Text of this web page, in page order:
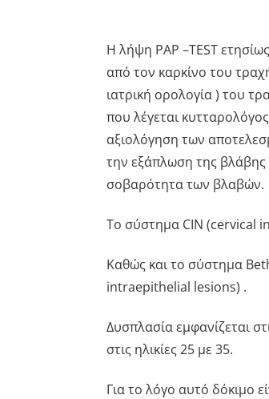
H λήψη PAP –TEST
από τον καρκίνο του
ιατρική ορολογία ) του
που λέγεται
αξιολόγηση των
την εξάπλωση της
σοβαρότητα των βλαβών.
Το σύστημα CIN (cervical
Καθώς και το σύστημα
intraepithelial lesions) .
Δυσπλασία εμφανίζεται
στις ηλικίες 25 με 35.
Για το λόγο αυτό δόκιμο